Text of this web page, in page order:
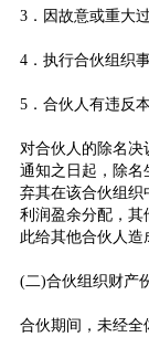
3．因故意或重大
4．执行合伙组织
5．合伙人有违反
对合伙人的除名决
通知之日起，除名
弃其在该合伙组织
利润盈余分配，其
此给其他合伙人造
(二)合伙组织财产
合伙期间，未经全